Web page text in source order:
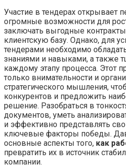
Участие в тендерах открывает
огромные возможности для
заключать выгодные
клиентскую базу. Однако, для
тендерами необходимо
знаниями и навыками, а также
каждому этапу процесса. Этот
только внимательности и
стратегического мышления,
конкурентов и предложить
решение. Разобраться в
документов, уметь
и эффективно представлять
ключевые факторы победы.
основные аспекты того, как
превратить их в источник
компании.